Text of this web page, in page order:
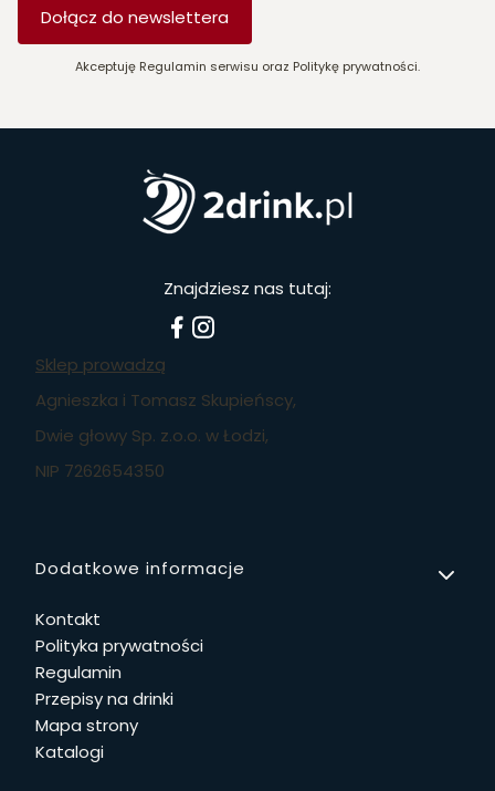
Dołącz do newslettera
Akceptuję Regulamin serwisu oraz Politykę prywatności.
Znajdziesz nas tutaj:
Sklep prowadzą
Agnieszka i Tomasz Skupieńscy,
Dwie głowy Sp. z.o.o. w Łodzi,
NIP 7262654350
Linki w stopce
Dodatkowe informacje
Kontakt
Polityka prywatności
Regulamin
Przepisy na drinki
Mapa strony
Katalogi